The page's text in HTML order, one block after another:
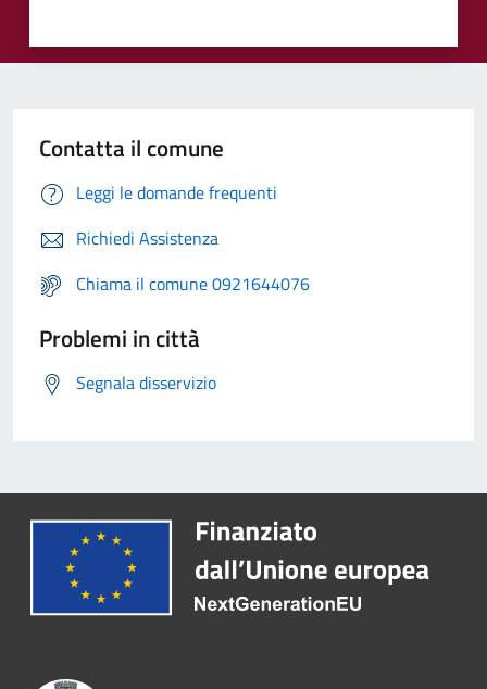
Contatta il comune
Leggi le domande frequenti
Richiedi Assistenza
Chiama il comune 0921644076
Problemi in città
Segnala disservizio